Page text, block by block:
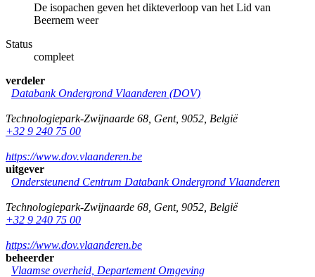
De isopachen geven het dikteverloop van het Lid van
Beernem weer
Status
compleet
verdeler
Databank Ondergrond Vlaanderen (DOV)
Technologiepark-Zwijnaarde 68 Gent, 9052 België
+32 9 240 75 00
https://www.dov.vlaanderen.be
uitgever
Ondersteunend Centrum Databank Ondergrond Vlaanderen
Technologiepark-Zwijnaarde 68 Gent, 9052 België
+32 9 240 75 00
https://www.dov.vlaanderen.be
beheerder
Vlaamse overheid, Departement Omgeving